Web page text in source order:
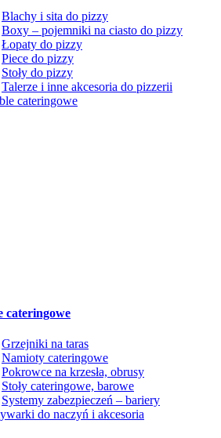
Blachy i sita do pizzy
Boxy – pojemniki na ciasto do pizzy
Łopaty do pizzy
Piece do pizzy
Stoły do pizzy
Talerze i inne akcesoria do pizzerii
cateringowe
Grzejniki na taras
Namioty cateringowe
Pokrowce na krzesła, obrusy
Stoły cateringowe, barowe
Systemy zabezpieczeń – bariery